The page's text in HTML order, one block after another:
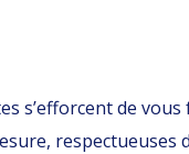
s’efforcent de
respectueuses